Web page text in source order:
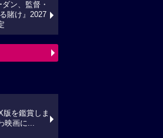
ン、監督・
賭け』2027
を鑑賞しま
映画に...